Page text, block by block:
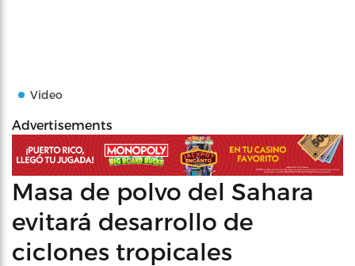
Video
Advertisements
Masa de polvo del Sahara
evitará desarrollo de
ciclones tropicales